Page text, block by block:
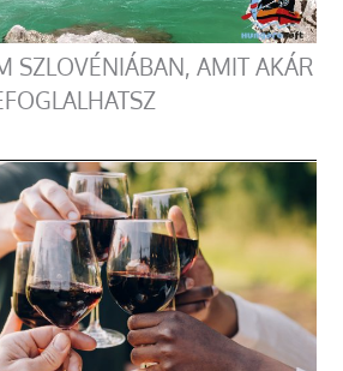
SZLOVÉNIÁBAN, AMIT AKÁR